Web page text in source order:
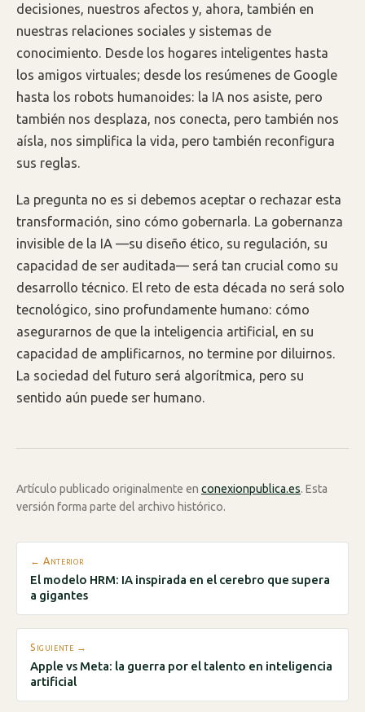
decisiones, nuestros afectos y, ahora, también en
nuestras relaciones sociales y sistemas de
conocimiento. Desde los hogares inteligentes hasta
los amigos virtuales; desde los resúmenes de Google
hasta los robots humanoides: la IA nos asiste, pero
también nos desplaza, nos conecta, pero también nos
aísla, nos simplifica la vida, pero también reconfigura
sus reglas.
La pregunta no es si debemos aceptar o rechazar esta
transformación, sino cómo gobernarla. La gobernanza
invisible de la IA —su diseño ético, su regulación, su
capacidad de ser auditada— será tan crucial como su
desarrollo técnico. El reto de esta década no será solo
tecnológico, sino profundamente humano: cómo
asegurarnos de que la inteligencia artificial, en su
capacidad de amplificarnos, no termine por diluirnos.
La sociedad del futuro será algorítmica, pero su
sentido aún puede ser humano.
Artículo publicado originalmente en conexionpublica.es. Esta
versión forma parte del archivo histórico.
← Anterior
El modelo HRM: IA inspirada en el cerebro que supera
a gigantes
Siguiente →
Apple vs Meta: la guerra por el talento en inteligencia
artificial